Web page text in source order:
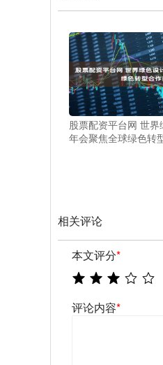
股票配资平台网 世界
年会聚焦全球绿色转
相关评论
本文评分*
评论内容*